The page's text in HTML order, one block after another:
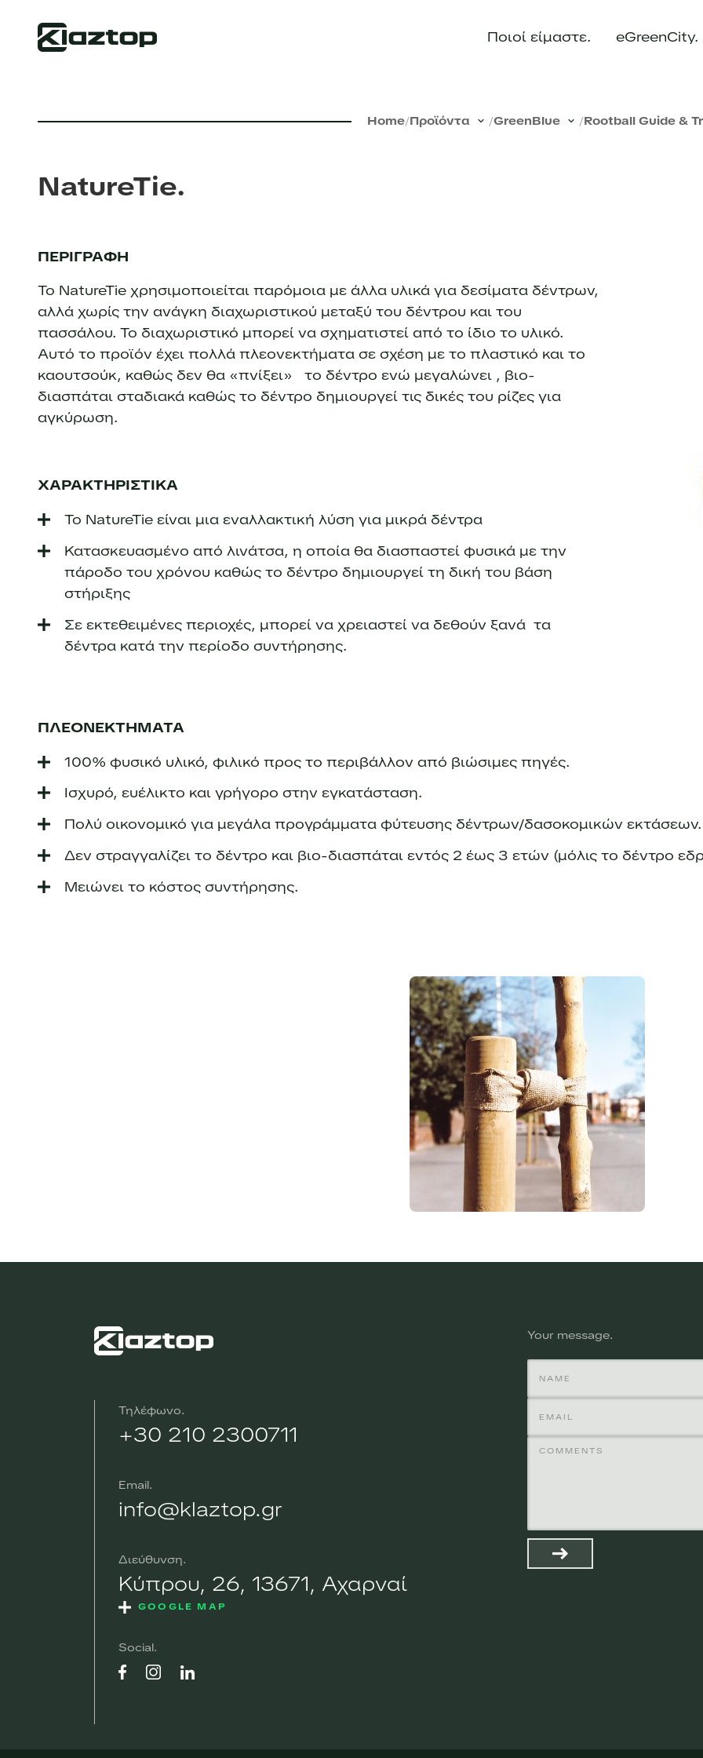
Ποιοί είμαστε eGreenCity
Home/Προϊόντα /GreenBlue /Rootball Guide &
NatureTie
ΠΕΡΙΓΡΑΦΗ
Το NatureTie χρησιμοποιείται παρόμοια με άλλα υλικά για δεσίματα δέντρων,
αλλά χωρίς την ανάγκη διαχωριστικού μεταξύ του δέντρου και του
πασσάλου. Το διαχωριστικό μπορεί να σχηματιστεί από το ίδιο το υλικό.
Αυτό το προϊόν έχει πολλά πλεονεκτήματα σε σχέση με το πλαστικό και το
καουτσούκ, καθώς δεν θα «πνίξει» το δέντρο ενώ μεγαλώνει , βιο-
διασπάται σταδιακά καθώς το δέντρο δημιουργεί τις δικές του ρίζες για
αγκύρωση.
ΧΑΡΑΚΤΗΡΙΣΤΙΚΑ
Το NatureTie είναι μια εναλλακτική λύση για μικρά δέντρα
Κατασκευασμένο από λινάτσα, η οποία θα διασπαστεί φυσικά με την
πάροδο του χρόνου καθώς το δέντρο δημιουργεί τη δική του βάση
στήριξης
Σε εκτεθειμένες περιοχές, μπορεί να χρειαστεί να δεθούν ξανά τα
δέντρα κατά την περίοδο συντήρησης.
ΠΛΕΟΝΕΚΤΗΜΑΤΑ
100% φυσικό υλικό, φιλικό προς το περιβάλλον από βιώσιμες πηγές.
Ισχυρό, ευέλικτο και γρήγορο στην εγκατάσταση.
Πολύ οικονομικό για μεγάλα προγράμματα φύτευσης δέντρων/δασοκομικών εκτάσεων.
Δεν στραγγαλίζει το δέντρο και βιο-διασπάται εντός 2 έως 3 ετών (μόλις το δέντρο
Μειώνει το κόστος συντήρησης.
Τηλέφωνο
+30 210 2300711
Email
info@klaztop.gr
Διεύθυνση
Κύπρου, 26, 13671, Αχαρναί
GOOGLE MAP
Social
Your message